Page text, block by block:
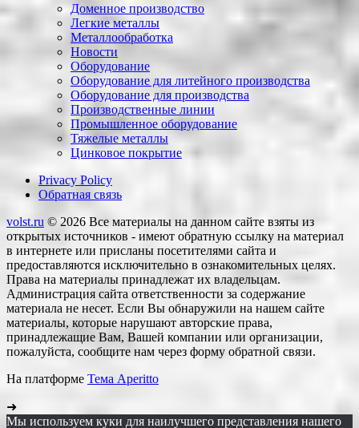
Доменное производство
Легкие металлы
Металлообработка
Новости
Оборудование
Оборудование для литейного производства
Оборудование для производства
Производственные линии
Промышленное оборудование
Тяжелые металлы
Цинковое покрытие
Privacy Policy
Обратная связь
volst.ru © 2026 Все материалы на данном сайте взяты из
открытых источников - имеют обратную ссылку на материал
в интернете или присланы посетителями сайта и
предоставляются исключительно в ознакомительных целях.
Права на материалы принадлежат их владельцам.
Администрация сайта ответственности за содержание
материала не несет. Если Вы обнаружили на нашем сайте
материалы, которые нарушают авторские права,
принадлежащие Вам, Вашей компании или организации,
пожалуйста, сообщите нам через форму обратной связи.
На платформе Тема Aperitto
➜
Мы используем куки для наилучшего представления нашего